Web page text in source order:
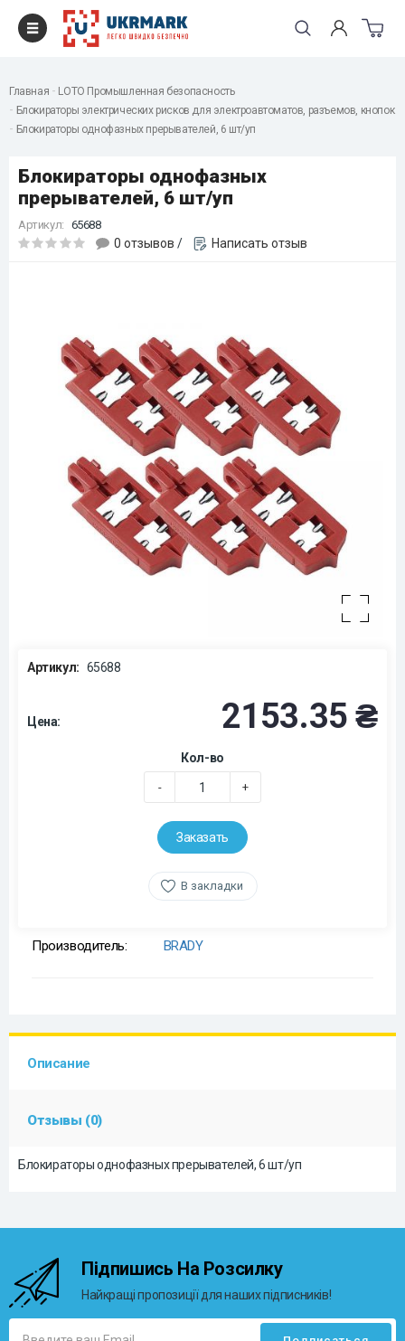
Главная
LOTO Промышленная безопасность
Блокираторы электрических рисков для электроавтоматов, разъемов, кнопок
Блокираторы однофазных прерывателей, 6 шт/уп
Блокираторы однофазных
прерывателей, 6 шт/уп
Артикул: 65688
0 отзывов / Написать отзыв
Артикул: 65688
Цена: 2153.35 ₴
Кол-во
- +
Заказать
В закладки
Производитель: BRADY
Описание
Отзывы (0)
Блокираторы однофазных прерывателей, 6 шт/уп
Підпишись На Розсилку
Найкращі пропозиції для наших підписників!